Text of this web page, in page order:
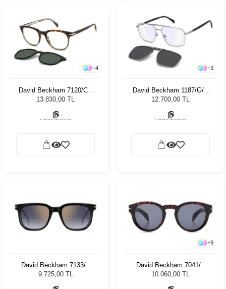
+4
David Beckham 7120/CS
PHW51 Unisex Güneş
13.830,00 TL
+3
David Beckham 1187/G/C
KJ1 Unisex Güneş
12.700,00 TL
David Beckham 7133/S
807 521V Unisex Güneş
9.725,00 TL
+9
David Beckham 7041/S
086IR 48 Unisex Güneş
10.060,00 TL